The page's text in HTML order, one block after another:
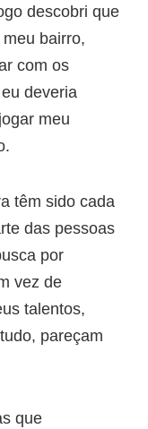
descobri que
bairro,
com os
deveria
meu
têm sido cada
das pessoas
por
vez de
talentos,
pareçam
que